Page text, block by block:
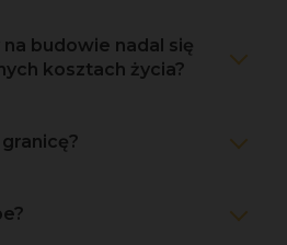
budowie nadal się
kosztach życia?